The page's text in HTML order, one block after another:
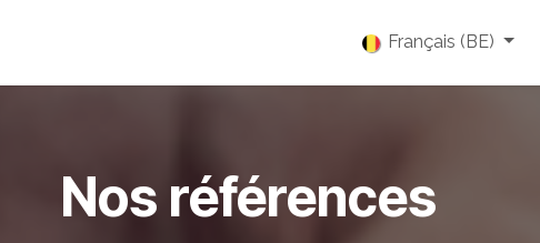
Français (BE)
Nos références